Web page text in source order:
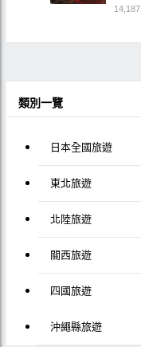
14,187
類別一覽
日本全國旅遊
東北旅遊
北陸旅遊
關西旅遊
四國旅遊
沖繩縣旅遊